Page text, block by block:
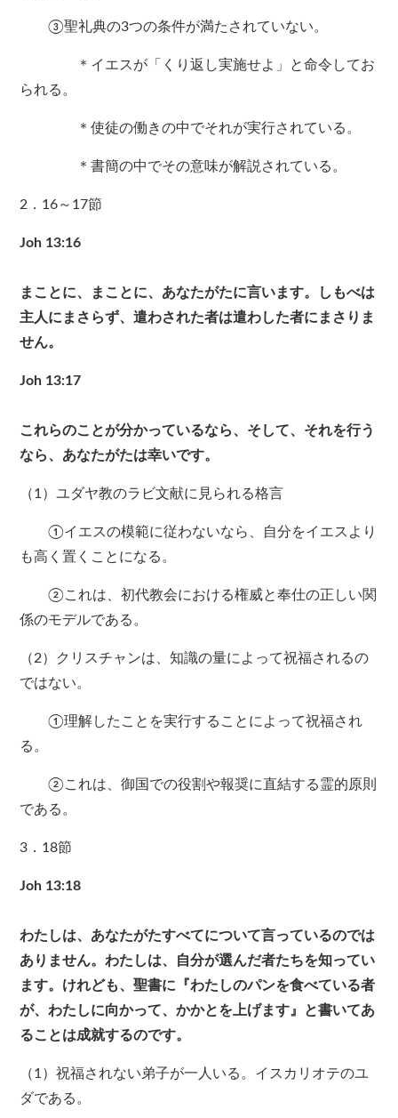
③聖礼典の3つの条件が満たされていない。
＊イエスが「くり返し実施せよ」と命令してお
られる。
＊使徒の働きの中でそれが実行されている。
＊書簡の中でその意味が解説されている。
2．16～17節
Joh 13:16
まことに、まことに、あなたがたに言います。しもべは
主人にまさらず、遣わされた者は遣わした者にまさりま
せん。
Joh 13:17
これらのことが分かっているなら、そして、それを行う
なら、あなたがたは幸いです。
（1）ユダヤ教のラビ文献に見られる格言
①イエスの模範に従わないなら、自分をイエスより
も高く置くことになる。
②これは、初代教会における権威と奉仕の正しい関
係のモデルである。
（2）クリスチャンは、知識の量によって祝福されるの
ではない。
①理解したことを実行することによって祝福され
る。
②これは、御国での役割や報奨に直結する霊的原則
である。
3．18節
Joh 13:18
わたしは、あなたがたすべてについて言っているのでは
ありません。わたしは、自分が選んだ者たちを知ってい
ます。けれども、聖書に『わたしのパンを食べている者
が、わたしに向かって、かかとを上げます』と書いてあ
ることは成就するのです。
（1）祝福されない弟子が一人いる。イスカリオテのユ
ダである。